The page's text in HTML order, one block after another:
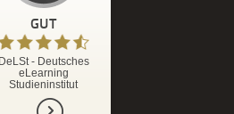
GUT
DeLSt - Deutsches
eLearning
StudieninstitutProvenExpert.com